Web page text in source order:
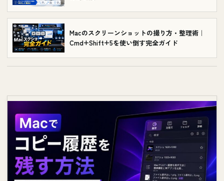
Macのスクリーンショットの撮り方・整理術｜
Cmd+Shift+5を使い倒す完全ガイド